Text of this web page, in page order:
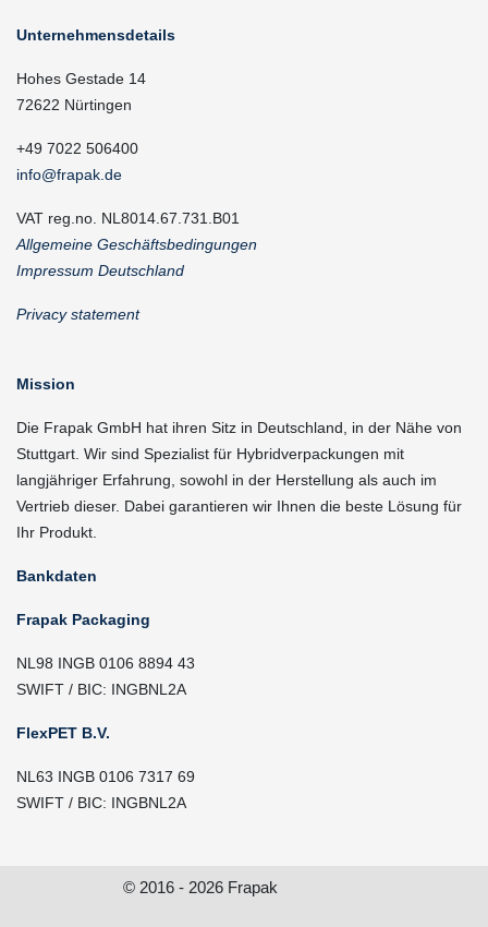
Unternehmensdetails
Hohes Gestade 14
72622 Nürtingen
+49 7022 506400
info@frapak.de
VAT reg.no. NL8014.67.731.B01
Allgemeine Geschäftsbedingungen
Impressum Deutschland
Privacy statement
Mission
Die Frapak GmbH hat ihren Sitz in Deutschland, in der Nähe von
Stuttgart. Wir sind Spezialist für Hybridverpackungen mit
langjähriger Erfahrung, sowohl in der Herstellung als auch im
Vertrieb dieser. Dabei garantieren wir Ihnen die beste Lösung für
Ihr Produkt.
Bankdaten
Frapak Packaging
NL98 INGB 0106 8894 43
SWIFT / BIC: INGBNL2A
FlexPET B.V.
NL63 INGB 0106 7317 69
SWIFT / BIC: INGBNL2A
© 2016 - 2026 Frapak